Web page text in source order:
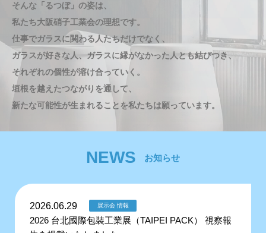
そんな「るつぼ」の姿は、
私たち大阪硝子工業会の理想です。
仕事でガラスに関わる人たちだけでなく、
ガラスが好きな人、ガラスに縁がなかった人とも結びつき、
それぞれの個性が溶け合っていく。
垣根を越えたつながりを通して、
新たな可能性が生まれることを私たちは願っています。
そんな「るつぼ」の姿は、
私たち大阪硝子工業会の理想です。
仕事でガラスに関わる人たちだけでなく、
ガラスが好きな人、ガラスに縁がなかった人とも結びつき、
それぞれの個性が溶け合っていく。
垣根を越えたつながりを通して、
新たな可能性が生まれることを私たちは願っています。
そんな「るつぼ」の姿は、
私たち大阪硝子工業会の理想です。
仕事でガラスに関わる人たちだけでなく、
ガラスが好きな人、ガラスに縁がなかった人とも結びつき、
それぞれの個性が溶け合っていく。
垣根を越えたつながりを通して、
新たな可能性が生まれることを私たちは願っています。
そんな「るつぼ」の姿は、
私たち大阪硝子工業会の理想です。
仕事でガラスに関わる人たちだけでなく、
ガラスが好きな人、ガラスに縁がなかった人とも結びつき、
それぞれの個性が溶け合っていく。
垣根を越えたつながりを通して、
新たな可能性が生まれることを私たちは願っています。
そんな「るつぼ」の姿は、
私たち大阪硝子工業会の理想です。
仕事でガラスに関わる人たちだけでなく、
ガラスが好きな人、ガラスに縁がなかった人とも結びつき、
それぞれの個性が溶け合っていく。
垣根を越えたつながりを通して、
新たな可能性が生まれることを私たちは願っています。
NEWS お知らせ
2026.06.29 展示会 情報
2026 台北國際包裝工業展（TAIPEI PACK） 視察報